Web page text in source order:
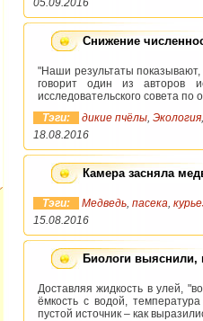
05.09.2016
Снижение
"Наши результаты
говорит один из авторов
исследовательского совета
Тэги:
дикие пчёлы, Экология
18.08.2016
Камера засняла
Тэги: Медведь, пасека,
15.08.2016
Биологи выяснили,
Доставляя жидкость в улей,
ёмкость с водой,
пустой источник – как